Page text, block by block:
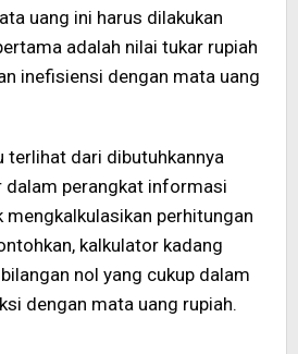
uang ini harus dilakukan
adalah nilai tukar rupiah
inefisiensi dengan mata uang
terlihat dari dibutuhkannya
dalam perangkat informasi
perhitungan
kalkulator kadang
nol yang cukup dalam
dengan mata uang rupiah.